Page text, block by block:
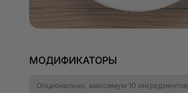
МОДИФИКАТОРЫ
Опционально, максимум 10 ингредиентов